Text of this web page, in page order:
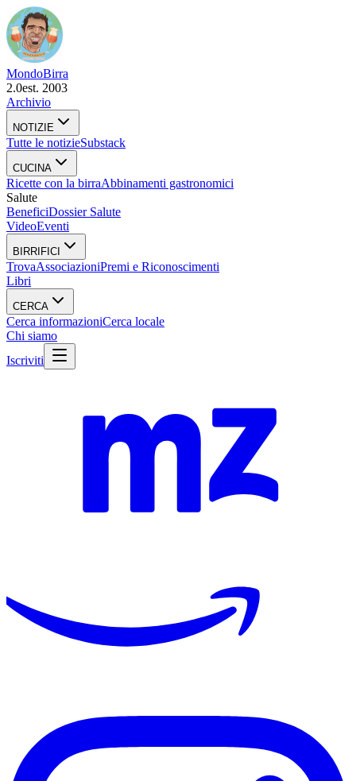
MondoBirra
2.0est. 2003
Archivio
NOTIZIE
Tutte le notizieSubstack
CUCINA
Ricette con la birraAbbinamenti gastronomici
Salute
BeneficiDossier Salute
VideoEventi
BIRRIFICI
TrovaAssociazioniPremi e Riconoscimenti
Libri
CERCA
Cerca informazioniCerca locale
Chi siamo
Iscriviti